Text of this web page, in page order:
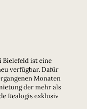
ist eine
verfügbar. Dafür
Monaten
der mehr als
Realogis exklusiv